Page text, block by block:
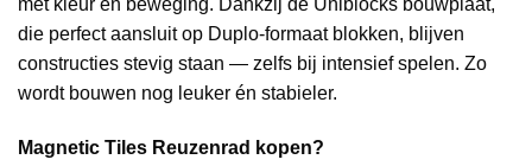
met kleur en beweging. Dankzij de Uniblocks bouwplaat,
die perfect aansluit op Duplo-formaat blokken, blijven
constructies stevig staan — zelfs bij intensief spelen. Zo
wordt bouwen nog leuker én stabieler.
Magnetic Tiles Reuzenrad kopen?